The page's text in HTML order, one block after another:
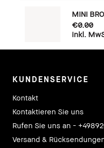
MINI
€0.00
inkl.
KUNDENSERVICE
Kontakt
Kontaktieren Sie uns
Rufen Sie uns an -
Versand &